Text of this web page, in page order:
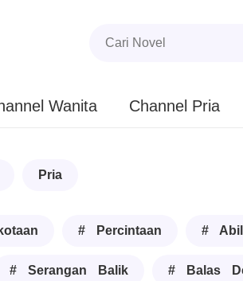
Wanita Channel Pria
Pria
# Percintaan #
# Serangan Balik # Balas